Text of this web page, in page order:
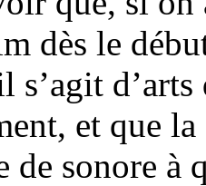
dès le
s’agit
et que
de sonore à